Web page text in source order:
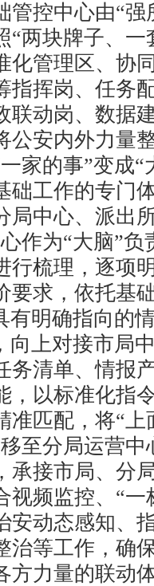
控中心由“强
“两块牌子、一
化管理区、协
指挥岗、任务
联动岗、数据
公安内外力量
家的事”变成“
工作的专门
中心、派出所
作为“大脑”
行梳理，逐项
要求，依托基
有明确指向的
向上对接市局
务清单、情报
，以标准化指
准匹配，将“
至分局运营
承接市局、分
视频监控、“一
安动态感知、
治等工作，确
力量的联动